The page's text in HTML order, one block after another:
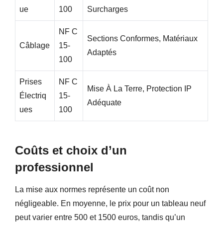
Ue
100
Surcharges
Câblage
NF C
15-
100
Sections Conformes, Matériaux
Adaptés
Prises
Électriq
Ues
NF C
15-
100
Mise À La Terre, Protection IP
Adéquate
Coûts et choix d’un
professionnel
La mise aux normes représente un coût non
négligeable. En moyenne, le prix pour un tableau neuf
peut varier entre 500 et 1500 euros, tandis qu’un